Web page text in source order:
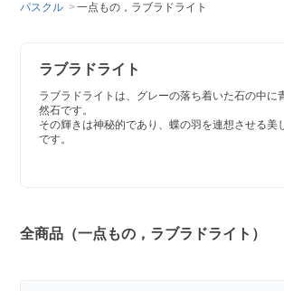
パスクル 一点もの，ラブラドライト
ラブラドライト
ラブラドライトは、グレーの落ち着いた石の中に
然石です。
その輝きは神秘的であり、蝶の羽を連想させる美
です。
全商品（一点もの，ラブラドライト）